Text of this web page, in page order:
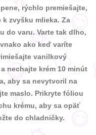
rýchlo premiešajte,
zvyšku mlieka. Za
do varu. Varte tak dlho,
ako keď varíte
vanilkový
nechajte krém 10 minút
aby sa nevytvoril na
maslo. Prikryte fóliou
krému, aby sa opäť
do chladničky.